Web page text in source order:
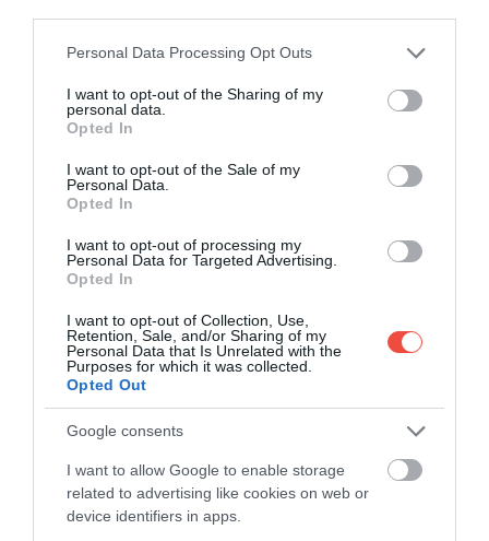
Please note that this website/app uses one or more Google
not limited to your visit or usage behaviour. You may click to
grant or deny consent to Google and its third-party tags to
use your data for below specified purposes in below Google
consent section.
Personal Data Processing Opt Outs
I want to opt-out of the Sharing of my
personal data.
Opted In
I want to opt-out of the Sale of my
Personal Data.
Opted In
I want to opt-out of processing my
Personal Data for Targeted Advertising.
Opted In
I want to opt-out of Collection, Use,
Retention, Sale, and/or Sharing of my
Personal Data that Is Unrelated with the
Purposes for which it was collected.
Opted Out
Google consents
I want to allow Google to enable storage
related to advertising like cookies on web or
device identifiers in apps.
szorosabban kötődő, Jézus Krisztus testére utaló
szóból is.
Ezt is kóstold meg!A mézeskalácsot is
lepipálja az olaszok puha karácsonyi keksze
AZ ÍZ MINDENEK FELETT
A több évszázados hagyomány ellenére a receptek
saját fűszerarányt és technikát alkalmazott. A
modern mézeskalács gyártása máig szigorú
előírásokhoz kötött. Különösen igaz ez a